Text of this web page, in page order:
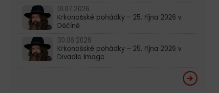
01.07.2026
Krkonošské pohádky – 25. října 2026 v
Děčíně
30.06.2026
Krkonošské pohádky – 25. října 2026 v
Divadle Image